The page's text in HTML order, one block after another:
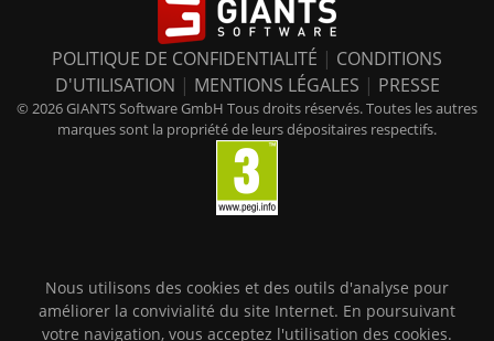
POLITIQUE DE CONFIDENTIALITÉ | CONDITIONS
D'UTILISATION | MENTIONS LÉGALES | PRESSE
© 2026 GIANTS Software GmbH Tous droits réservés. Toutes les autres
marques sont la propriété de leurs dépositaires respectifs.
Nous utilisons des cookies et des outils d'analyse pour
améliorer la convivialité du site Internet. En poursuivant
votre navigation, vous acceptez l'utilisation des cookies.